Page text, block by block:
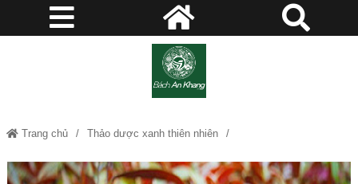
Trang chủ Thảo dược xanh thiên nhiên
Đơn Lá Đỏ khô - Hỗ trợ người bị mẩn ngứa, tiêu hóa kém, viêm đại tràng